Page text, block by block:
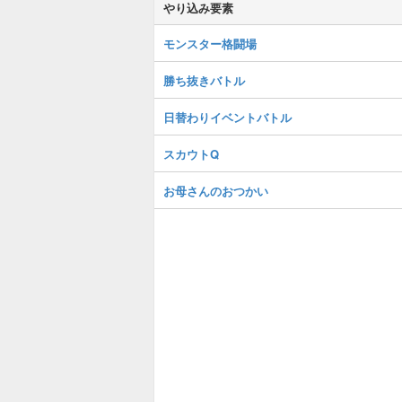
やり込み要素
モンスター格闘場
勝ち抜きバトル
日替わりイベントバトル
スカウトQ
お母さんのおつかい